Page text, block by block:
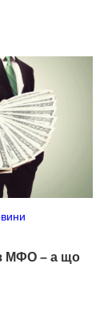
МФО – а що